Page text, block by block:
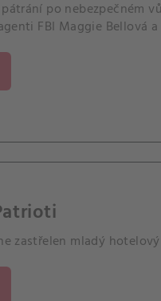
po nebezpečném
FBI Maggie Bellová
zastřelen mladý